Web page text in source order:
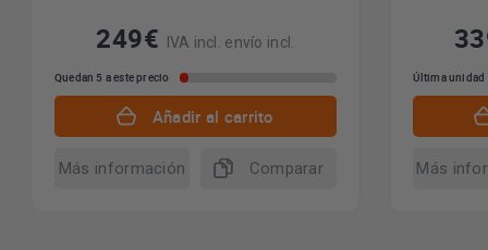
249€ IVA incl. envío incl.
Quedan 5 a este precio
Añadir al carrito
Más información Comparar
Última unidad
Más